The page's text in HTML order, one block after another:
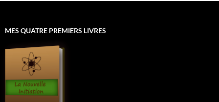
MES QUATRE PREMIERS LIVRES